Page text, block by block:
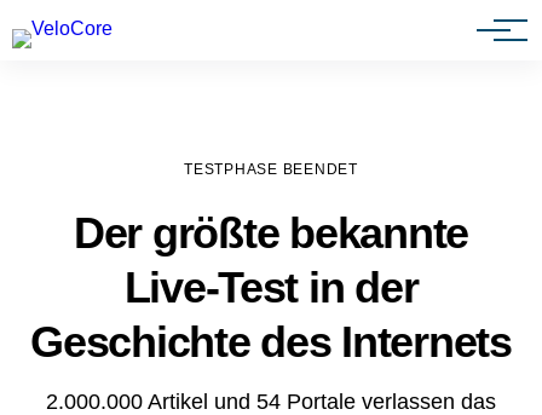
Agenturen & Webdesigner
TESTPHASE BEENDET
Der größte bekannte
Live-Test in der
Geschichte des Internets
2.000.000 Artikel und 54 Portale verlassen das